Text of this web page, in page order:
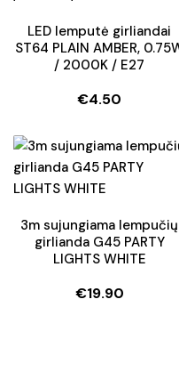
LED lemputė girliandai
ST64 PLAIN AMBER,
/ 2000K / E27
€4.50
3m sujungiama lempučių
girlianda G45 PARTY
LIGHTS WHITE
€19.90